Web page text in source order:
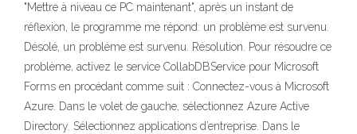
"Mettre à niveau ce PC maintenant", après un instant de
réflexion, le programme me répond: un problème est survenu.
Désolé, un problème est survenu. Résolution. Pour résoudre ce
problème, activez le service CollabDBService pour Microsoft
Forms en procédant comme suit : Connectez-vous à Microsoft
Azure. Dans le volet de gauche, sélectionnez Azure Active
Directory. Sélectionnez applications d’entreprise. Dans le